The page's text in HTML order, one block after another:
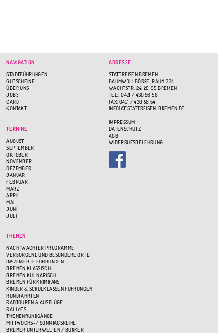
NAVIGATION
STADTFÜHRUNGEN
GUTSCHEINE
ÜBER UNS
JOBS
CARD
KONTAKT
TERMINE
AUGUST
SEPTEMBER
OKTOBER
NOVEMBER
DEZEMBER
JANUAR
FEBRUAR
MÄRZ
APRIL
MAI
JUNI
JULI
THEMEN
NACHTWÄCHTER PROGRAMME
VERBORGENE UND BESONDERE ORTE
INSZENIERTE FÜHRUNGEN
BREMEN KLASSISCH
BREMEN KULINARISCH
BREMEN FÜR KRIMIFANS
KINDER & SCHULKLASSEN FÜHRUNGEN
RUNDFAHRTEN
RADTOUREN & AUSFLÜGE
RALLYES
THEMENRUNDGÄNGE
MITTWOCHS- / SONNTAGSREIHE
BREMER UNTERWELTEN / BUNKER
ADRESSE
STATTREISEN BREMEN
BAUMWOLLBÖRSE, RAUM 334
WACHTSTR. 24, 28195 BREMEN
TEL.: 0421 / 430 56 56
FAX: 0421 / 430 56 54
INFO(AT)STATTREISEN-BREMEN.DE
IMPRESSUM
DATENSCHUTZ
AGB
WIDERRUFSBELEHRUNG